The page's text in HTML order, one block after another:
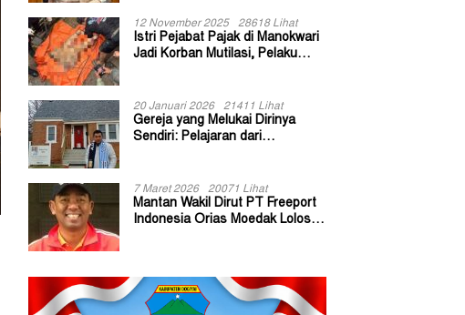
12 November 2025 28618 Lihat
Istri Pejabat Pajak di Manokwari
Jadi Korban Mutilasi, Pelaku
20 Januari 2026 21411 Lihat
Gereja yang Melukai Dirinya
Sendiri: Pelajaran dari
7 Maret 2026 20071 Lihat
Mantan Wakil Dirut PT Freeport
Indonesia Orias Moedak Lolos